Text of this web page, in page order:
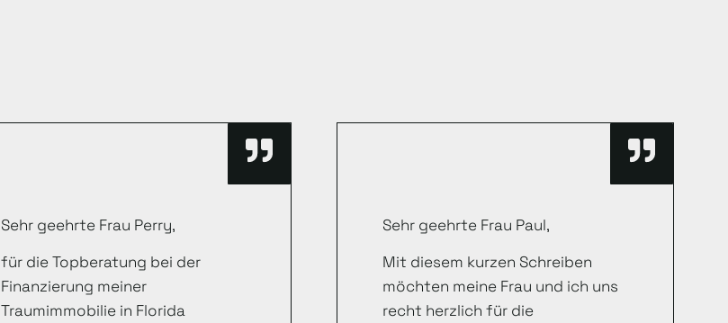
Sehr geehrte Frau Perry,
für die Topberatung bei der
Finanzierung meiner
Traumimmobilie in Florida
Sehr geehrte Frau Paul,
Mit diesem kurzen Schreiben
möchten meine Frau und ich uns
recht herzlich für die